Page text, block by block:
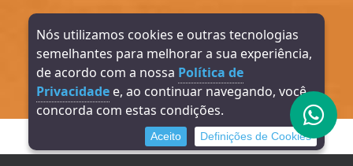
Horário de Funcionamento:
Segunda à Sexta: 08h - 17h
Direitos reservados à INFORMAÇÃO Contabilidade -
2026
Nós utilizamos cookies e outras tecnologias
semelhantes para melhorar a sua experiência,
de acordo com a nossa Política de
Privacidadee, ao continuar navegando, você
concorda com estas condições.
Aceito Definições de Cookies